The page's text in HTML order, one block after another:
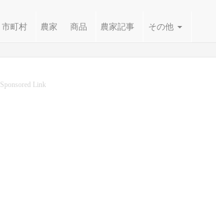
市町村 農家 商品 農家記事 その他
Sponsored Link